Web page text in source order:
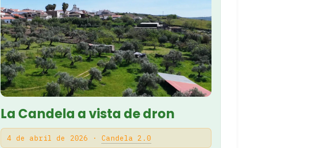
La Candela a vista de dron
4 de abril de 2026 ·Candela 2.0